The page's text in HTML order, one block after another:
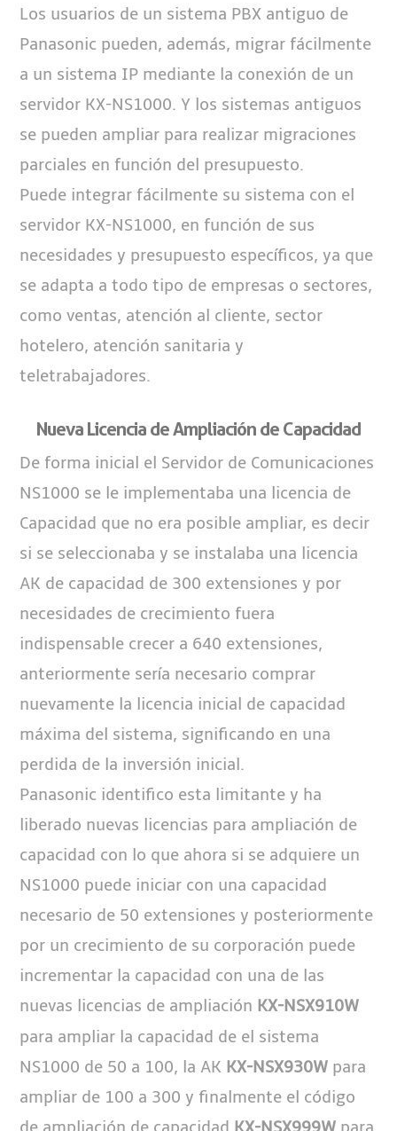
Los usuarios de un sistema PBX antiguo de
Panasonic pueden, además, migrar fácilmente
a un sistema IP mediante la conexión de un
servidor KX-NS1000. Y los sistemas antiguos
se pueden ampliar para realizar migraciones
parciales en función del presupuesto.
Puede integrar fácilmente su sistema con el
servidor KX-NS1000, en función de sus
necesidades y presupuesto específicos, ya que
se adapta a todo tipo de empresas o sectores,
como ventas, atención al cliente, sector
hotelero, atención sanitaria y
teletrabajadores.
Nueva Licencia de Ampliación de Capacidad
De forma inicial el Servidor de Comunicaciones
NS1000 se le implementaba una licencia de
Capacidad que no era posible ampliar, es decir
si se seleccionaba y se instalaba una licencia
AK de capacidad de 300 extensiones y por
necesidades de crecimiento fuera
indispensable crecer a 640 extensiones,
anteriormente sería necesario comprar
nuevamente la licencia inicial de capacidad
máxima del sistema, significando en una
perdida de la inversión inicial.
Panasonic identifico esta limitante y ha
liberado nuevas licencias para ampliación de
capacidad con lo que ahora si se adquiere un
NS1000 puede iniciar con una capacidad
necesario de 50 extensiones y posteriormente
por un crecimiento de su corporación puede
incrementar la capacidad con una de las
nuevas licencias de ampliación KX-NSX910W
para ampliar la capacidad de el sistema
NS1000 de 50 a 100, la AK KX-NSX930W para
ampliar de 100 a 300 y finalmente el código